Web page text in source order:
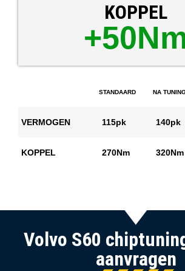
KOPPEL
STANDAARD NA
VERMOGEN 115pk 140pk
KOPPEL 270Nm 320Nm
Volvo S60
aanvragen